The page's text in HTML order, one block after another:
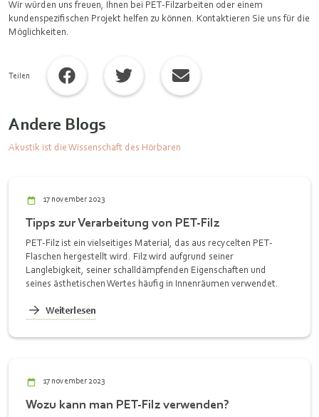
Wir würden uns freuen, Ihnen bei PET-Filzarbeiten oder einem
kundenspezifischen Projekt helfen zu können. Kontaktieren Sie uns für die
Möglichkeiten.
Teilen
Andere Blogs
Akustik ist die Wissenschaft des Hörbaren
17 november 2023
Tipps zur Verarbeitung von PET-Filz
PET-Filz ist ein vielseitiges Material, das aus recycelten PET-
Flaschen hergestellt wird. Filz wird aufgrund seiner
Langlebigkeit, seiner schalldämpfenden Eigenschaften und
seines ästhetischen Wertes häufig in Innenräumen verwendet.
Weiterlesen
17 november 2023
Wozu kann man PET-Filz verwenden?